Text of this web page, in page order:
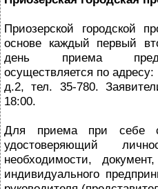
Приозерской городской
основе каждый первый
день приема
осуществляется по
д.2, тел. 35-780.
18:00.
Для приема при себе
удостоверяющий
необходимости,
индивидуального